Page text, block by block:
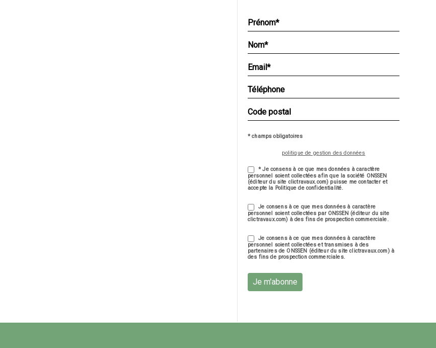
* champs obligatoires
politique de gestion des données
* Je consens à ce que mes données à caractère
personnel soient collectées afin que la société ONSSEN
(éditeur du site clictravaux.com) puisse me contacter et
accepte la Politique de confidentialité.
Je consens à ce que mes données à caractère
personnel soient collectées par ONSSEN (éditeur du site
clictravaux.com) à des fins de prospection commerciale.
Je consens à ce que mes données à caractère
personnel soient collectées et transmises à des
partenaires de ONSSEN (éditeur du site clictravaux.com) à
des fins de prospection commerciales.
Je m'abonne